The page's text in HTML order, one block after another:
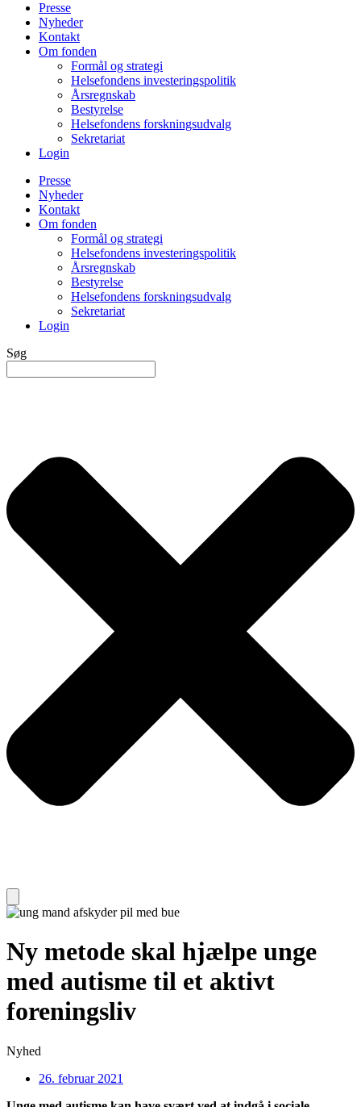
Presse
Nyheder
Kontakt
Om fonden
Formål og strategi
Helsefondens investeringspolitik
Årsregnskab
Bestyrelse
Helsefondens forskningsudvalg
Sekretariat
Login
Presse
Nyheder
Kontakt
Om fonden
Formål og strategi
Helsefondens investeringspolitik
Årsregnskab
Bestyrelse
Helsefondens forskningsudvalg
Sekretariat
Login
Søg
Ny metode skal hjælpe unge
med autisme til et aktivt
foreningsliv
Nyhed
26. februar 2021